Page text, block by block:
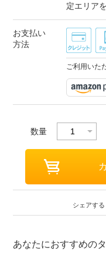
定エリア
お支払い
方法
ご利用いた
数量
シェアする
あなたにおすすめの